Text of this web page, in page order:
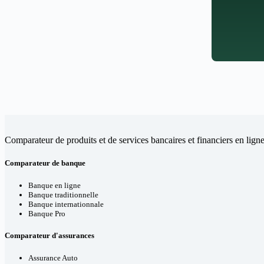
Comparateur de produits et de services bancaires et financiers en
Comparateur de banque
Banque en ligne
Banque traditionnelle
Banque internationnale
Banque Pro
Comparateur d'assurances
Assurance Auto